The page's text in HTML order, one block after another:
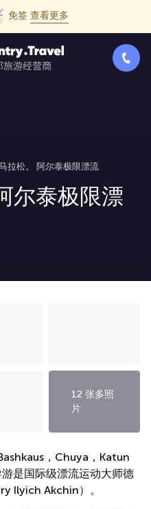
免签 查看更多
拉松。 阿尔泰极限漂流
尔泰极限漂
12 张多照
片
，Chuya，Katun
是国际级漂流运动大师德
Ilyich Akchin）。